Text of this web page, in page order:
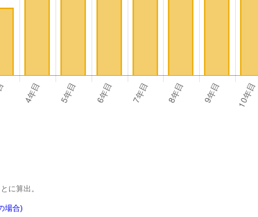
に算出。
場合)